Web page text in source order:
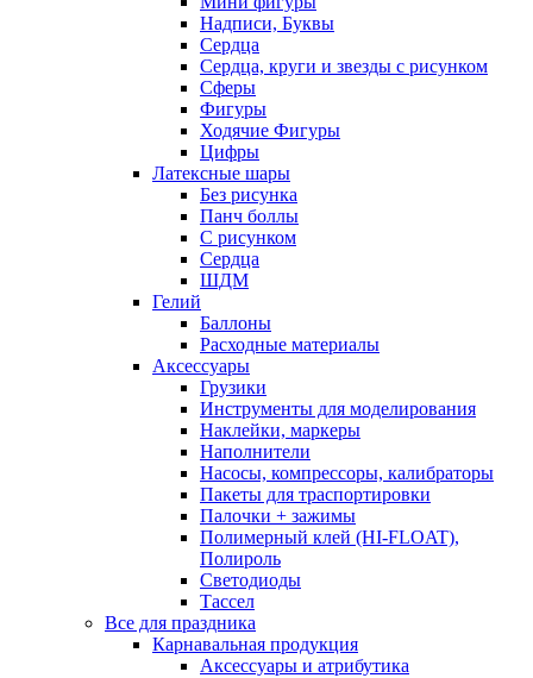
Надписи, Буквы
Сердца
Сердца, круги и звезды с рисунком
Сферы
Фигуры
Ходячие Фигуры
Цифры
Латексные шары
Без рисунка
Панч боллы
С рисунком
Сердца
ШДМ
Гелий
Баллоны
Расходные материалы
Аксессуары
Грузики
Инструменты для моделирования
Наклейки, маркеры
Наполнители
Насосы, компрессоры, калибраторы
Пакеты для траспортировки
Палочки + зажимы
Полимерный клей (HI-FLOAT),
Полироль
Светодиоды
Тассел
Все для праздника
Карнавальная продукция
Аксессуары и атрибутика